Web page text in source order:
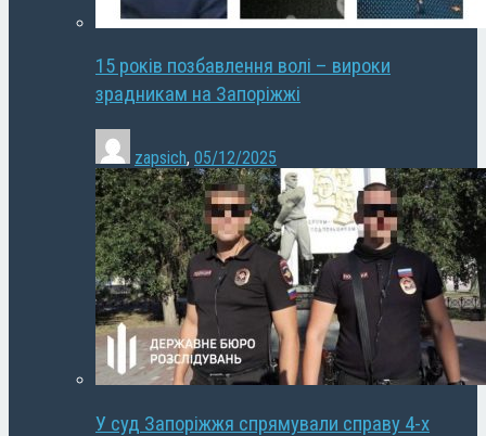
15 років позбавлення волі – вироки
зрадникам на Запоріжжі
zapsich, 05/12/2025
У суд Запоріжжя спрямували справу 4-х